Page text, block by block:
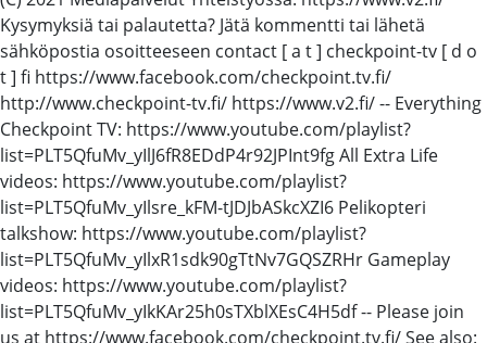
Kysymyksiä tai palautetta? Jätä kommentti tai lähetä
sähköpostia osoitteeseen contact [ a t ] checkpoint-tv [ d o
t ] fi https://www.facebook.com/checkpoint.tv.fi/
http://www.checkpoint-tv.fi/ https://www.v2.fi/ -- Everything
Checkpoint TV: https://www.youtube.com/playlist?
list=PLT5QfuMv_yIlJ6fR8EDdP4r92JPInt9fg All Extra Life
videos: https://www.youtube.com/playlist?
list=PLT5QfuMv_yIlsre_kFM-tJDJbASkcXZI6 Pelikopteri
talkshow: https://www.youtube.com/playlist?
list=PLT5QfuMv_yIlxR1sdk90gTtNv7GQSZRHr Gameplay
videos: https://www.youtube.com/playlist?
list=PLT5QfuMv_yIkKAr25h0sTXblXEsC4H5df -- Please join
us at https://www.facebook.com/checkpoint.tv.fi/ See also: